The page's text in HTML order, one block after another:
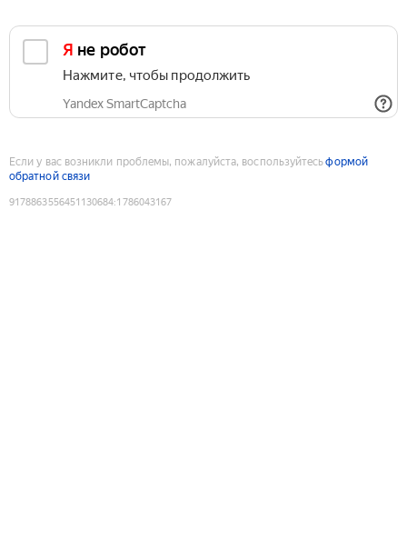
Я не робот
Нажмите, чтобы продолжить
Yandex SmartCaptcha
Если у вас возникли проблемы, пожалуйста, воспользуйтесьформой
обратной связи
9178863556451130684:1786043167